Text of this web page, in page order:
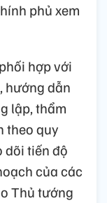
phủ xem
hợp với
hướng dẫn
lập, thẩm
theo quy
dõi tiến độ
của các
Thủ tướng